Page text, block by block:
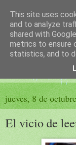
El sueño
PÁGINA
jueves, 8 de
El vicio de
This site uses
and to analyze
shared with
metrics to ensure
statistics, and to